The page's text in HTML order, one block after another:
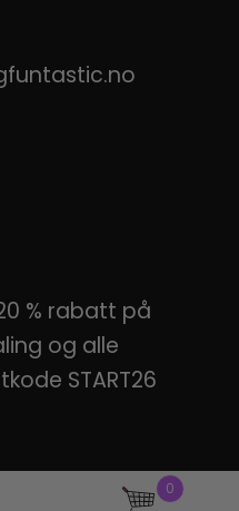
0
% rabatt på
og alle
START26